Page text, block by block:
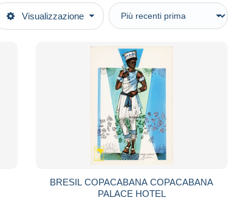
Visualizzazione
BRESIL COPACABANA COPACABANA
PALACE HOTEL